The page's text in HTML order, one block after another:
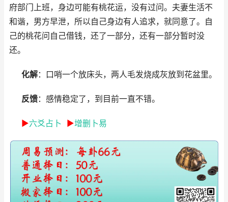
府部门上班，身边可能有桃花运，没有过问。夫妻生活不
和谐，男方早泄，所以自己身边有人追求，就同意了。自
己的桃花问自己借钱，还了一部分，还有一部分暂时没
还。
化解：口哨一个放床头，两人毛发烧成灰放到花盆里。
反馈：感情稳定了，到目前一直不错。
►六爻占卜 ►增删卜易